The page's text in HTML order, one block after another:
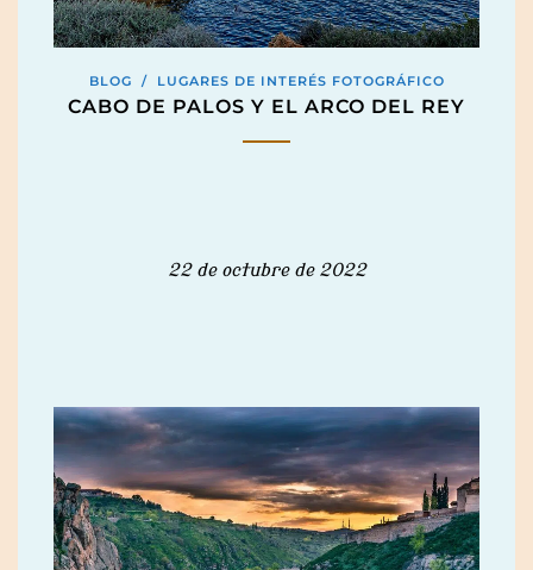
BLOG / LUGARES DE INTERÉS FOTOGRÁFICO
CABO DE PALOS Y EL ARCO DEL REY
22 de octubre de 2022